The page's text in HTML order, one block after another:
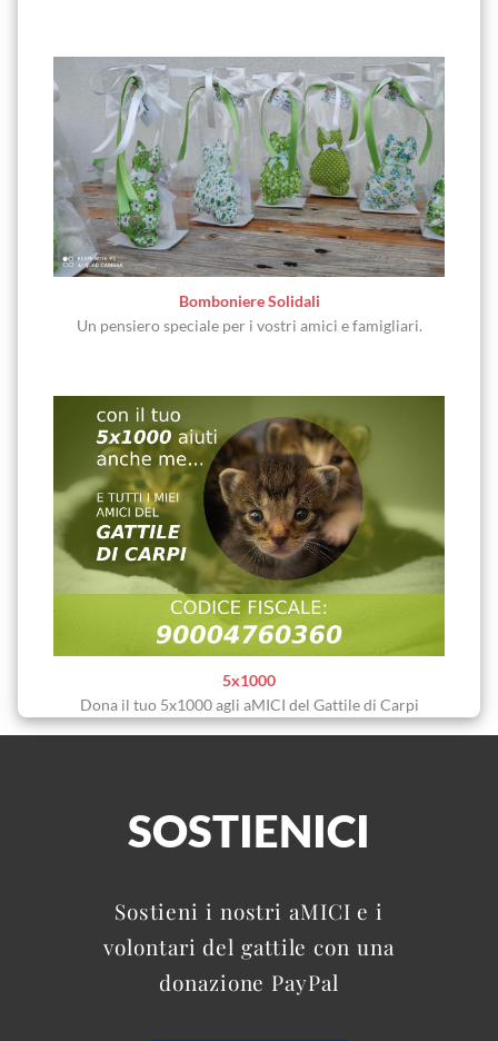
Bomboniere Solidali
Un pensiero speciale per i vostri amici e famigliari.
5x1000
Dona il tuo 5x1000 agli aMICI del Gattile di Carpi
SOSTIENICI
Sostieni i nostri aMICI e i
volontari del gattile con una
donazione PayPal